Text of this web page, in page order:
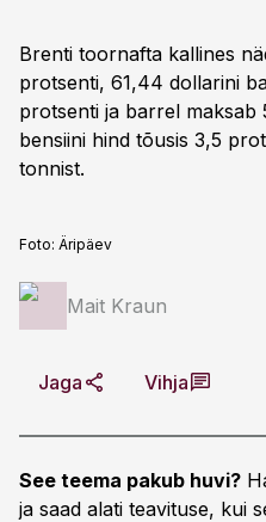
Brenti toornafta kallines
protsenti, 61,44 dollarini
protsenti ja barrel maksab
bensiini hind tõusis 3,5
tonnist.
Foto: Äripäev
Mait Kraun
Jaga Vihja
See teema pakub huvi?
ja saad alati teavituse, kui